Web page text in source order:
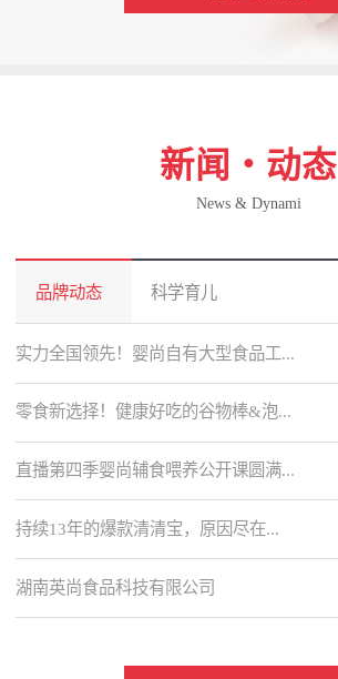
新闻・动态
News & Dynami
品牌动态 科学育儿
实力全国领先！婴尚自有大型食品工...
零食新选择！健康好吃的谷物棒&泡...
直播第四季婴尚辅食喂养公开课圆满...
持续13年的爆款清清宝，原因尽在...
湖南英尚食品科技有限公司